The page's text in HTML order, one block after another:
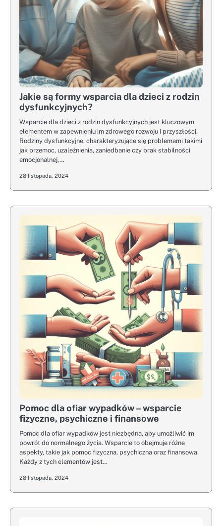
Jakie są formy wsparcia dla dzieci z rodzin
dysfunkcyjnych?
Wsparcie dla dzieci z rodzin dysfunkcyjnych jest kluczowym
elementem w zapewnieniu im zdrowego rozwoju i przyszłości.
Rodziny dysfunkcyjne, charakteryzujące się problemami takimi
jak przemoc, uzależnienia, zaniedbanie czy brak stabilności
emocjonalnej,…
28 listopada, 2024
Pomoc dla ofiar wypadków – wsparcie
fizyczne, psychiczne i finansowe
Pomoc dla ofiar wypadków jest niezbędna, aby umożliwić im
powrót do normalnego życia. Wsparcie to obejmuje różne
aspekty, takie jak pomoc fizyczna, psychiczna oraz finansowa.
Każdy z tych elementów jest…
28 listopada, 2024